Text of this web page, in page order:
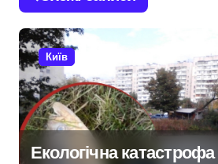
а
ц
і
я
з
Київ
Екологічна